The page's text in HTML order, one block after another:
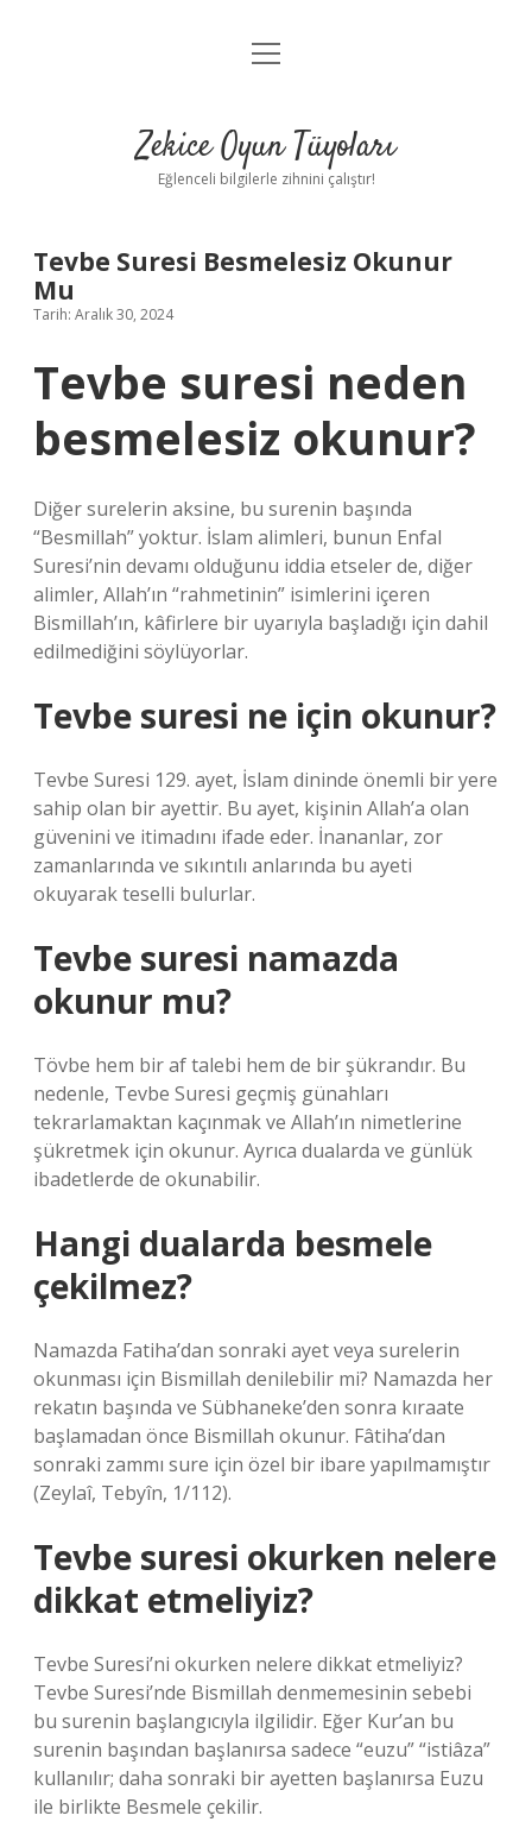
Anasayfa
Yasal Uyarı
menüyü
Zekice Oyun Tüyoları
Eğlenceli bilgilerle zihnini çalıştır!
Tevbe Suresi Besmelesiz Okunur
Mu
Tarih: Aralık 30, 2024
Tevbe suresi neden
besmelesiz okunur?
Diğer surelerin aksine, bu surenin başında
“Besmillah” yoktur. İslam alimleri, bunun Enfal
Suresi’nin devamı olduğunu iddia etseler de, diğer
alimler, Allah’ın “rahmetinin” isimlerini içeren
Bismillah’ın, kâfirlere bir uyarıyla başladığı için dahil
edilmediğini söylüyorlar.
Tevbe suresi ne için okunur?
Tevbe Suresi 129. ayet, İslam dininde önemli bir yere
sahip olan bir ayettir. Bu ayet, kişinin Allah’a olan
güvenini ve itimadını ifade eder. İnananlar, zor
zamanlarında ve sıkıntılı anlarında bu ayeti
okuyarak teselli bulurlar.
Tevbe suresi namazda
okunur mu?
Tövbe hem bir af talebi hem de bir şükrandır. Bu
nedenle, Tevbe Suresi geçmiş günahları
tekrarlamaktan kaçınmak ve Allah’ın nimetlerine
şükretmek için okunur. Ayrıca dualarda ve günlük
ibadetlerde de okunabilir.
Hangi dualarda besmele
çekilmez?
Namazda Fatiha’dan sonraki ayet veya surelerin
okunması için Bismillah denilebilir mi? Namazda her
rekatın başında ve Sübhaneke’den sonra kıraate
başlamadan önce Bismillah okunur. Fâtiha’dan
sonraki zammı sure için özel bir ibare yapılmamıştır
(Zeylaî, Tebyîn, 1/112).
Tevbe suresi okurken nelere
dikkat etmeliyiz?
Tevbe Suresi’ni okurken nelere dikkat etmeliyiz?
Tevbe Suresi’nde Bismillah denmemesinin sebebi
bu surenin başlangıcıyla ilgilidir. Eğer Kur’an bu
surenin başından başlanırsa sadece “euzu” “istiâza”
kullanılır; daha sonraki bir ayetten başlanırsa Euzu
ile birlikte Besmele çekilir.